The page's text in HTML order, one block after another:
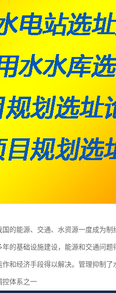
的能源、交通、水资源一度成为
的基础设施建设，能源和交通问
和经济手段得以解决。管理抑制
控体系之一